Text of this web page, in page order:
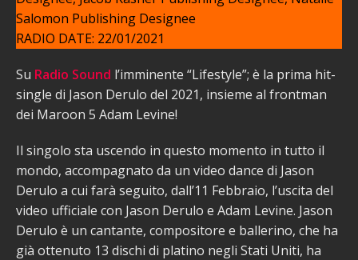
Salomon Publishing Designee
RADIO DATE: 22/01/2021
Su Radio Sound l’imminente “Lifestyle”; è la prima hit-
single di Jason Derulo del 2021, insieme al frontman
dei Maroon 5 Adam Levine!
Il singolo sta uscendo in questo momento in tutto il
mondo, accompagnato da un video dance di Jason
Derulo a cui farà seguito, dall’11 Febbraio, l’uscita del
video ufficiale con Jason Derulo e Adam Levine. Jason
Derulo è un cantante, compositore e ballerino, che ha
già ottenuto 13 dischi di platino negli Stati Uniti, ha